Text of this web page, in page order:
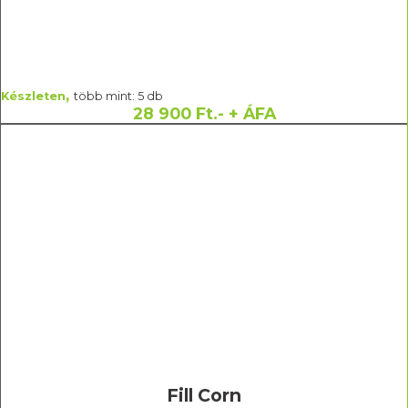
Készleten,több mint: 5 db
28 900 Ft.- + ÁFA
Fill Corn